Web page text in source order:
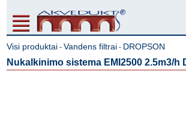
Visi produktai -Vandens filtrai - DROPSON
Nukalkinimo sistema EMI2500 2.5m3/h